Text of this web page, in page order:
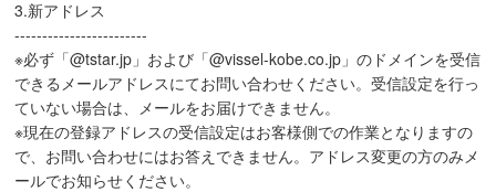
3.新アドレス
------------------------
※必ず「@tstar.jp」および「@vissel-kobe.co.jp」のドメインを受信
できるメールアドレスにてお問い合わせください。受信設定を行っ
ていない場合は、メールをお届けできません。
※現在の登録アドレスの受信設定はお客様側での作業となりますの
で、お問い合わせにはお答えできません。アドレス変更の方のみメ
ールでお知らせください。